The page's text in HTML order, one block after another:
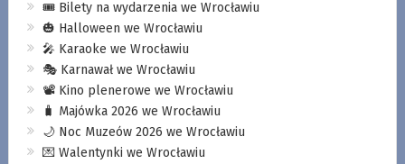
🎟️ Bilety na wydarzenia we Wrocławiu
🎃 Halloween we Wrocławiu
🎤 Karaoke we Wrocławiu
🎭 Karnawał we Wrocławiu
📽️ Kino plenerowe we Wrocławiu
🧳 Majówka 2026 we Wrocławiu
🌙 Noc Muzeów 2026 we Wrocławiu
💌 Walentynki we Wrocławiu